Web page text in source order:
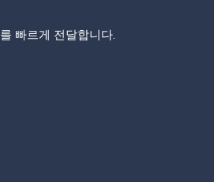
빠르게 전달합니다.